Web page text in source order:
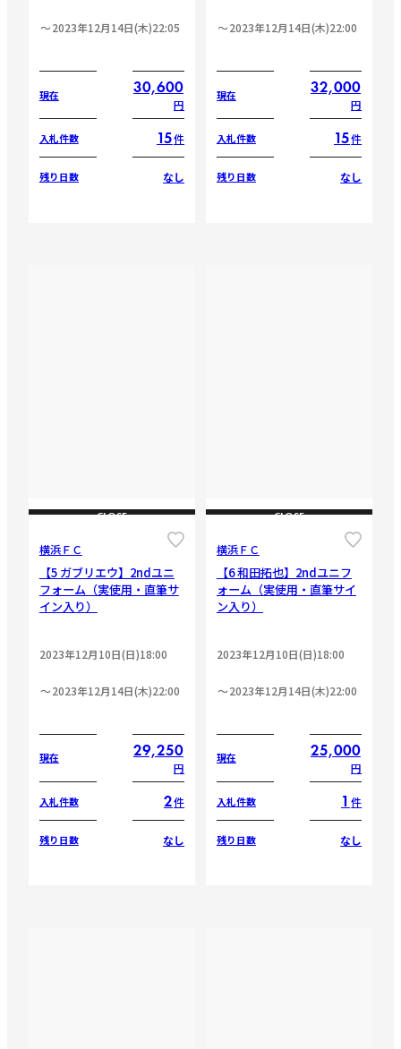
2023年12月14日(木)22:05
現在 30,600
円
入札件数 15件
残り日数 なし
2023年12月14日(木)22:00
現在 32,000
円
入札件数 15件
残り日数 なし
CLOSE
横浜ＦＣ
【5 ガブリエウ】2ndユニ
フォーム（実使用・直筆サ
イン入り）
2023年12月10日(日)18:00
2023年12月14日(木)22:00
現在 29,250
円
入札件数 2件
残り日数 なし
CLOSE
横浜ＦＣ
【6 和田拓也】2ndユニフ
ォーム（実使用・直筆サイ
ン入り）
2023年12月10日(日)18:00
2023年12月14日(木)22:00
現在 25,000
円
入札件数 1 件
残り日数 なし